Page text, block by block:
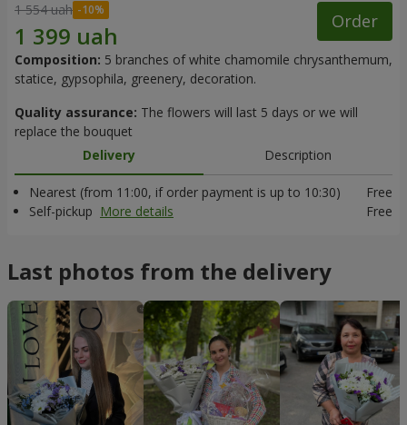
1 554 uah
Order
Composition: 5 branches of white chamomile chrysanthemum,
statice, gypsophila, greenery, decoration.
Quality assurance: The flowers will last 5 days or we will
replace the bouquet
Delivery
Description
Nearest (from 11:00, if order payment is up to 10:30)
Free
Self-pickup More details Free
Last photos from the delivery